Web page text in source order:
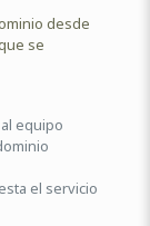
desde
se
equipo
el servicio